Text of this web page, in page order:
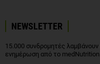
NEWSLETTER
15.000 συνδρομητές
ενημέρωση από το medNutrition.